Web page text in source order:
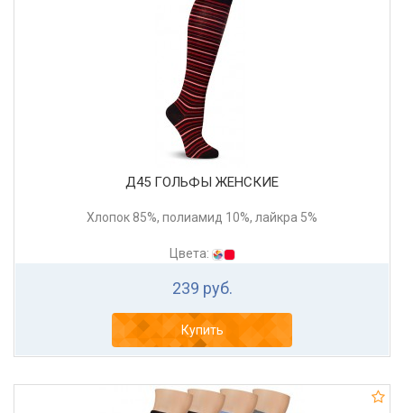
Д45 ГОЛЬФЫ ЖЕНСКИЕ
Хлопок 85%, полиамид 10%, лайкра 5%
Цвета:
239 руб.
Купить